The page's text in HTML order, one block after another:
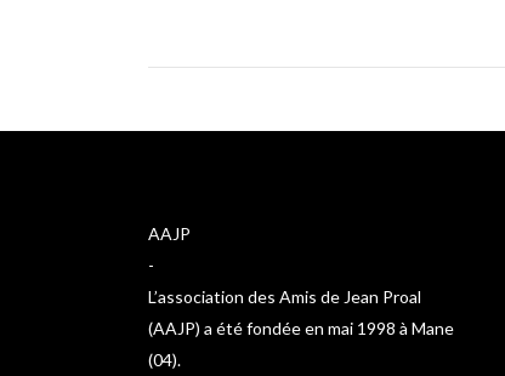
AAJP
-
L’association des Amis de Jean Proal
(AAJP) a été fondée en mai 1998 à Mane
(04).